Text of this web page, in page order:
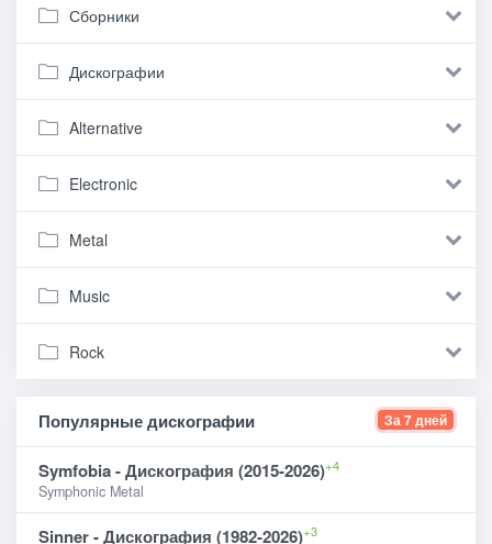
Сборники
Дискографии
Alternative
Electronic
Metal
Music
Rock
Популярные дискографии За 7 дней
Symfobia - Дискография (2015-2026)+4
Symphonic Metal
Sinner - Дискография (1982-2026)+3